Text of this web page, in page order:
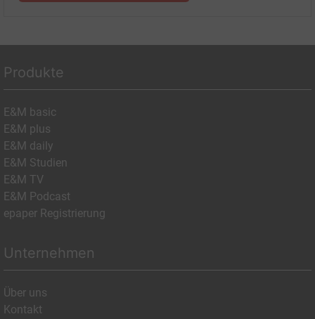
Produkte
E&M basic
E&M plus
E&M daily
E&M Studien
E&M TV
E&M Podcast
epaper Registrierung
Unternehmen
Über uns
Kontakt